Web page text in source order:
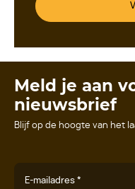
Meld je aan
nieuwsbrief
Blijf op de hoogte van het
E-mailadres *